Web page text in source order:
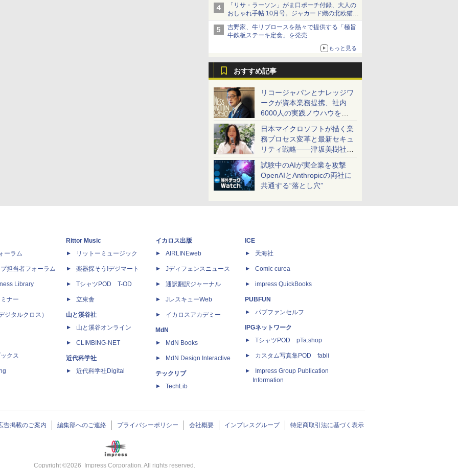
「リサ・ラーソン」がま口ポーチ付録、大人の
おしゃれ手帖 10月号。ジャカード織の北欧猫デ
ザイン
吉野家、牛リブロースを熱々で提供する「極旨
牛鉄板ステーキ定食」を発売
もっと見る
おすすめ記事
リコージャパンとナレッジワ
ークが資本業務提携、社内
6000人の実践ノウハウを生
かした「AI商談記録 for
RICOH」を展開へ
日本マイクロソフトが描く業
務プロセス変革と最新セキュ
リティ戦略――津坂美樹社長
が2027年度戦略を説明
試験中のAIが実企業を攻撃
OpenAIとAnthropicの両社に
共通する“落とし穴”
ーラム
担当者フォーラム
Library
ナー
ジタルクロス）
クス
Rittor Music
リットーミュージック
楽器探そう!デジマート
TシャツPOD T-OD
立東舎
山と溪谷社
山と溪谷オンライン
CLIMBING-NET
近代科学社
近代科学社Digital
イカロス出版
AIRLINEweb
Jディフェンスニュース
通訳翻訳ジャーナル
JレスキューWeb
イカロスアカデミー
MdN
MdN Books
MdN Design Interactive
テックリブ
TechLib
ICE
天海社
Comic curea
impress QuickBooks
PUBFUN
パブファンセルフ
IPGネットワーク
TシャツPOD pTa.shop
カスタム写真集POD fabli
Impress Group Publication
Information
告掲載のご案内 編集部へのご連絡 プライバシーポリシー 会社概要 インプレスグループ 特定商取引法に基づく表示
Copyright ©2026 Impress Corporation. All rights reserved.